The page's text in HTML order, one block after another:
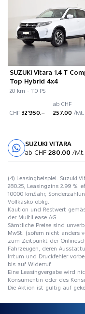
SUZUKI Vitara 1.4 T
Top Hybrid 4x4
20 km - 110 PS
CHF 32'950.–
ab CHF
257.00 /Mt.
SUZUKI VITARA
ab CHF 280.00 /Mt.
(4) Leasingbeispiel: Suzuki
280.25, Leasingzins 2.99 %,
10000 km/Jahr,
Vollkasko oblig.
Kaution und Restwert
der MultiLease AG.
Sämtliche Preise sind
MwSt. (sofern nicht anders
zum Zeitpunkt der
Fahrzeugen, deren
Irrtum und Druckfehler
bis auf Widerruf.
Eine Leasingvergabe wird
Konsumentin oder des
Die Aktion ist gültig auf